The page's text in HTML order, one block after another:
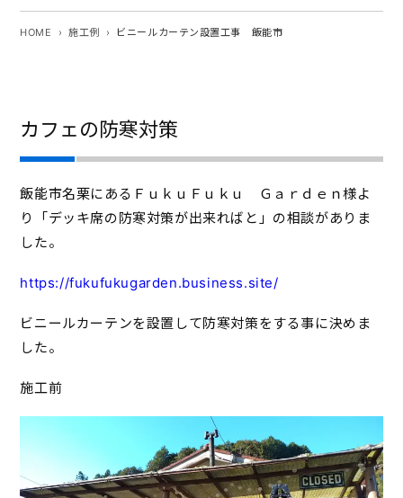
HOME 施工例 ビニールカーテン設置工事 飯能市
カフェの防寒対策
飯能市名栗にあるＦｕｋｕＦｕｋｕ Ｇａｒｄｅｎ様よ
り「デッキ席の防寒対策が出来ればと」の相談がありま
した。
https://fukufukugarden.business.site/
ビニールカーテンを設置して防寒対策をする事に決めま
した。
施工前